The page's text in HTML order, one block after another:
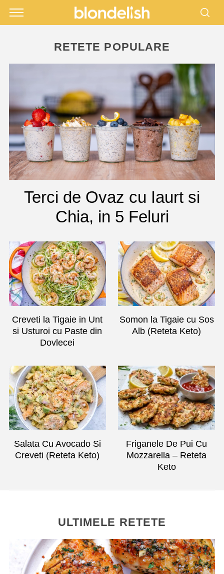
RETETE POPULARE
Terci de Ovaz cu Iaurt si
Chia, in 5 Feluri
Creveti la Tigaie in Unt
si Usturoi cu Paste din
Dovlecei
Somon la Tigaie cu Sos
Alb (Reteta Keto)
Salata Cu Avocado Si
Creveti (Reteta Keto)
Friganele De Pui Cu
Mozzarella – Reteta
Keto
ULTIMELE RETETE